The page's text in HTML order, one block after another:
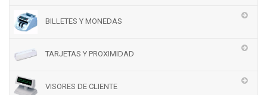
BILLETES Y MONEDAS
TARJETAS Y PROXIMIDAD
VISORES DE CLIENTE